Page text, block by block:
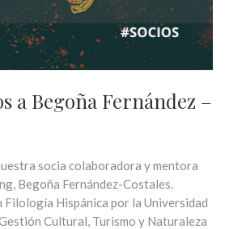
a Begoña Fernández –
socia colaboradora y mentora
Begoña Fernández-Costales.
Filología Hispánica por la Universidad
Cultural, Turismo y Naturaleza